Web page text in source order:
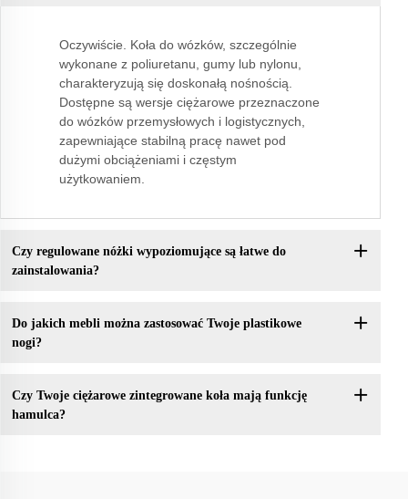
Oczywiście. Koła do wózków, szczególnie
wykonane z poliuretanu, gumy lub nylonu,
charakteryzują się doskonałą nośnością.
Dostępne są wersje ciężarowe przeznaczone
do wózków przemysłowych i logistycznych,
zapewniające stabilną pracę nawet pod
dużymi obciążeniami i częstym
użytkowaniem.
Czy regulowane nóżki wypoziomujące są łatwe do
zainstalowania?
Do jakich mebli można zastosować Twoje plastikowe
nogi?
Czy Twoje ciężarowe zintegrowane koła mają funkcję
hamulca?